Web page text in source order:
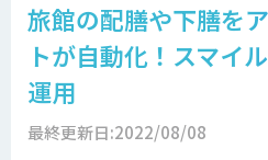
旅館の配膳や下膳を
トが自動化！スマイ
運用
最終更新日:2022/08/08